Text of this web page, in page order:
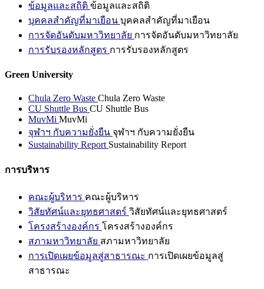
ข้อมูลและสถิติ ข้อมูลและสถิติ
บุคคลสำคัญที่มาเยือน บุคคลสำคัญที่มาเยือน
การจัดอันดับมหาวิทยาลัย การจัดอันดับมหาวิทยาลัย
การรับรองหลักสูตร การรับรองหลักสูตร
Green University
Chula Zero Waste Chula Zero Waste
CU Shuttle Bus CU Shuttle Bus
MuvMi MuvMi
จุฬาฯ กับความยั่งยืน จุฬาฯ กับความยั่งยืน
Sustainability Report Sustainability Report
การบริหาร
คณะผู้บริหาร คณะผู้บริหาร
วิสัยทัศน์และยุทธศาสตร์ วิสัยทัศน์และยุทธศาสตร์
โครงสร้างองค์กร โครงสร้างองค์กร
สภามหาวิทยาลัย สภามหาวิทยาลัย
การเปิดเผยข้อมูลสู่สาธารณะ การเปิดเผยข้อมูลสู่
สาธารณะ